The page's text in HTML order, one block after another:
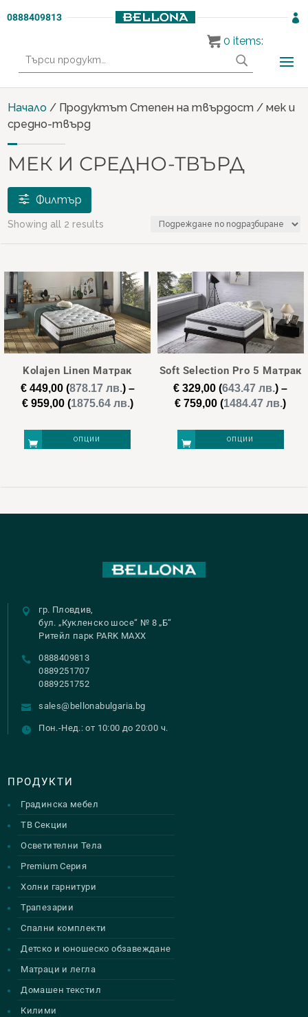
0888409813 
за:
Начало / Продуктът Степен на твърдост / мек и
средно-твърд
МЕК И СРЕДНО-ТВЪРД
Филтър
Продукти
МАТРАЦИ И ЛЕГЛА (2)
€ 329 € 959
329 487 644
Showing all 2 results
Kolajen Linen Матрак
€449,00(878.17 лв.) –
€959,00(1875.64 лв.)Price
ОПЦИИ
has
may
be
chosen
on
the
Soft Selection Pro 5 Матрак
€ 329,00 (643.47 лв.) –
€ 759,00 (1484.47 лв.)
ОПЦИИ
has
гр. Пловдив,
бул. „Кукленско шосе“ № 8 „Б“
Ритейл парк PARK MAXX
0888409813
0889251707
0889251752
sales@bellonabulgaria.bg
Пон.-Нед.: от 10:00 до 20:00 ч.
ПРОДУКТИ
Градинска мебел
ТВ Секции
Осветителни Тела
Premium Серия
Холни гарнитури
Трапезарии
Спални комплекти
Детско и юношеско обзавеждане
Матраци и легла
Домашен текстил
Килими
0 items: